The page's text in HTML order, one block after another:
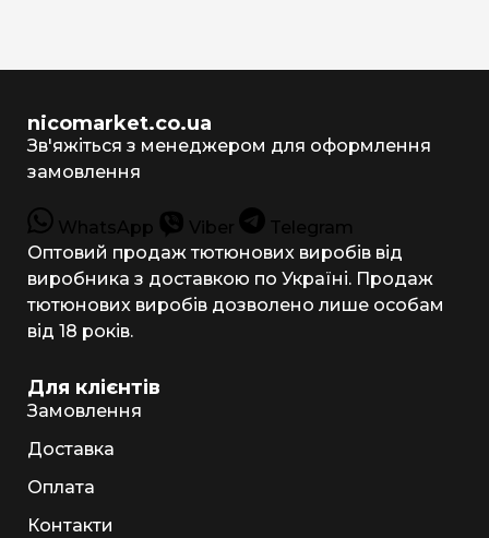
nicomarket.co.ua
Зв'яжіться з менеджером для оформлення
замовлення
WhatsApp Viber
Telegram
Оптовий продаж тютюнових виробів від
виробника з доставкою по Україні. Продаж
тютюнових виробів дозволено лише особам
від 18 років.
Для клієнтів
Замовлення
Доставка
Оплата
Контакти